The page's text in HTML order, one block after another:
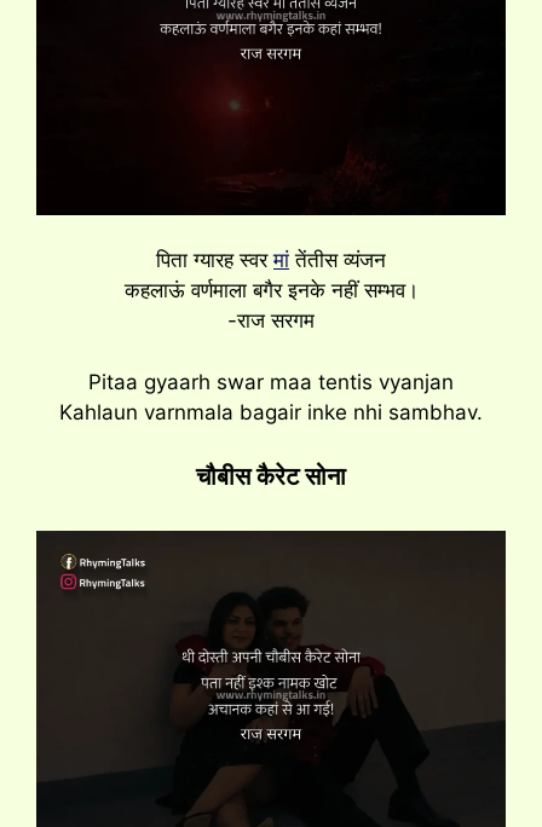
पिता ग्यारह स्वरमां तेंतीस व्यंजन
कहलाऊं वर्णमाला बगैर इनके नहीं सम्भव।
-राज सरगम
Pitaa gyaarh swar maa tentis vyanjan
Kahlaun varnmala bagair inke nhi sambhav.
चौबीस कैरेट सोना